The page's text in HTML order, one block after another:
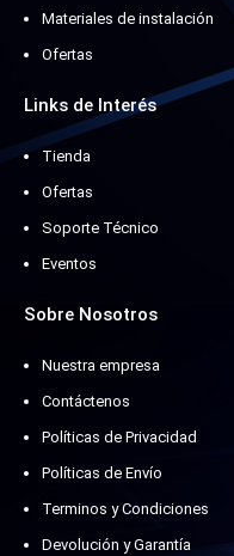
Materiales de instalación
Ofertas
Links de Interés
Tienda
Ofertas
Soporte Técnico
Eventos
Sobre Nosotros
Nuestra empresa
Contáctenos
Políticas de Privacidad
Políticas de Envío
Terminos y Condiciones
Devolución y Garantía